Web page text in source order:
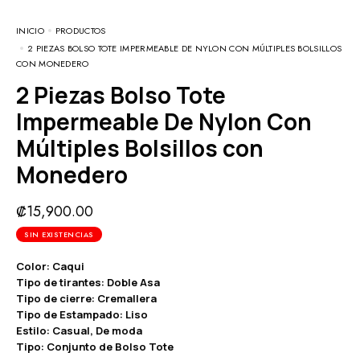
INICIO
PRODUCTOS
2 PIEZAS BOLSO TOTE IMPERMEABLE DE NYLON CON MÚLTIPLES BOLSILLOS
CON MONEDERO
2 Piezas Bolso Tote
Impermeable De Nylon Con
Múltiples Bolsillos con
Monedero
₡15,900.00
SIN EXISTENCIAS
Color: Caqui
Tipo de tirantes: Doble Asa
Tipo de cierre: Cremallera
Tipo de Estampado: Liso
Estilo: Casual, De moda
Tipo: Conjunto de Bolso Tote